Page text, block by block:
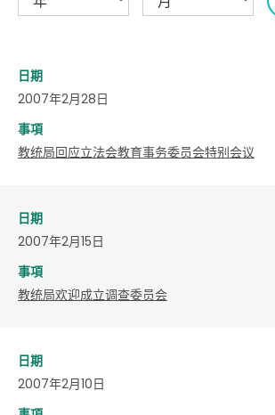
日期
2007年2月28日
事項
教统局回应立法会教育事务委员会特别会议
日期
2007年2月15日
事項
教统局欢迎成立调查委员会
日期
2007年2月10日